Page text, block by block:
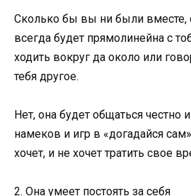
Сколько бы вы ни были вместе,
всегда будет прямолинейна с
ходить вокруг да около или
тебя другое.
Нет, она будет общаться честно
намеков и игр в «догадайся
хочет, и не хочет тратить свое
2. Она умеет постоять за себя